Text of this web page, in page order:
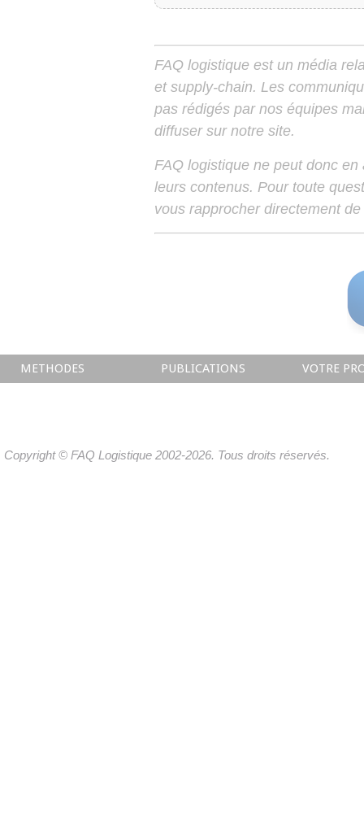
FAQ logistique est un média
et supply-chain. Les
pas rédigés par nos équipes
diffuser sur notre site.
FAQ logistique ne peut donc
leurs contenus. Pour toute
vous rapprocher directement
METHODES PUBLICATIONS VOTRE
Copyright © FAQ Logistique 2002-2026. Tous droits réservés.